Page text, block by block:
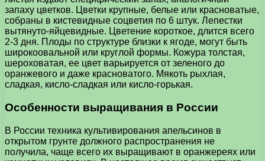
запаху цветков. Цветки крупные, белые или красноватые,
собраны в кистевидные соцветия по 6 штук. Лепестки
вытянуто-яйцевидные. Цветение короткое, длится всего
2-3 дня. Плоды по структуре близки к ягоде, могут быть
широкоовальной или круглой формы. Кожура толстая,
шероховатая, ее цвет варьируется от зеленого до
оранжевого и даже красноватого. Мякоть рыхлая,
сладкая, кисло-сладкая или кисло-горькая.
Особенности выращивания в России
В России техника культивирования апельсинов в
открытом грунте должного распространения не
получила, чаще всего их выращивают в оранжереях или